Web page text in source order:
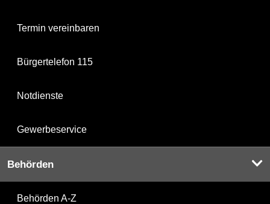
Termin vereinbaren
Bürgertelefon 115
Notdienste
Gewerbeservice
Behörden
Behörden A-Z